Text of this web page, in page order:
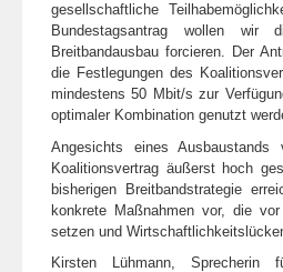
gesellschaftliche
Bundestagsantrag wollen wir
Breitbandausbau forcieren. Der
die Festlegungen des
mindestens 50 Mbit/s zur
optimaler Kombination genutzt
Angesichts eines
Koalitionsvertrag äußerst hoch
bisherigen Breitbandstrategie
konkrete Maßnahmen vor, die
setzen und
Kirsten Lühmann, Sprecherin